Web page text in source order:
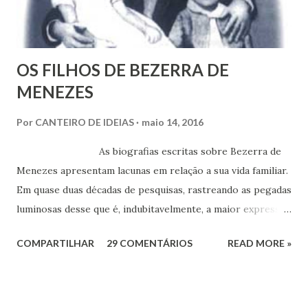
OS FILHOS DE BEZERRA DE
MENEZES
Por CANTEIRO DE IDEIAS maio 14, 2016
As biografias escritas sobre Bezerra de
Menezes apresentam lacunas em relação a sua vida familiar.
Em quase duas décadas de pesquisas, rastreando as pegadas
luminosas desse que é, indubitavelmente, a maior expressão
documentos que nos permitem esclarecer um pouco mais
COMPARTILHAR 29 COMENTÁRIOS READ MORE »